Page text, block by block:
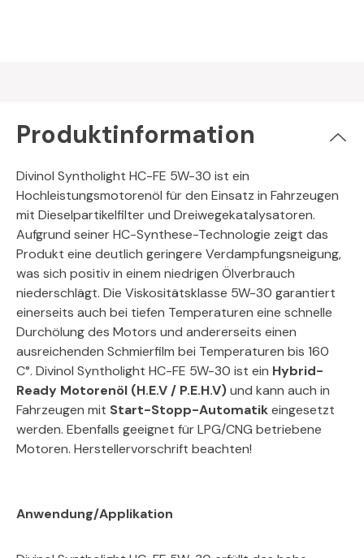
Produktinformation
Divinol Syntholight HC-FE 5W-30 ist ein
Hochleistungsmotorenöl für den Einsatz in Fahrzeugen
mit Dieselpartikelfilter und Dreiwegekatalysatoren.
Aufgrund seiner HC-Synthese-Technologie zeigt das
Produkt eine deutlich geringere Verdampfungsneigung,
was sich positiv in einem niedrigen Ölverbrauch
niederschlägt. Die Viskositätsklasse 5W-30 garantiert
einerseits auch bei tiefen Temperaturen eine schnelle
Durchölung des Motors und andererseits einen
ausreichenden Schmierfilm bei Temperaturen bis 160
C°. Divinol Syntholight HC-FE 5W-30 ist ein Hybrid-
Ready Motorenöl (H.E.V / P.E.H.V)und kann auch in
Fahrzeugen mit Start-Stopp-Automatikeingesetzt
werden. Ebenfalls geeignet für LPG/CNG betriebene
Motoren. Herstellervorschrift beachten!
Anwendung/Applikation